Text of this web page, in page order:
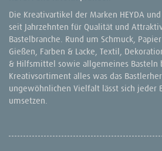
Die Kreativartikel der Marken HEYDA
seit Jahrzehnten für Qualität und
Bastelbranche. Rund um Schmuck,
Gießen, Farben & Lacke, Textil,
& Hilfsmittel sowie allgemeines Basteln
Kreativsortiment alles was das
ungewöhnlichen Vielfalt lässt sich jeder
umsetzen.